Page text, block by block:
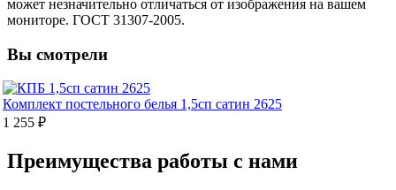
может незначительно отличаться от изображения на вашем
мониторе. ГОСТ 31307-2005.
Вы смотрели
Комплект постельного белья 1,5сп сатин 2625
1 255 ₽
Преимущества работы с нами